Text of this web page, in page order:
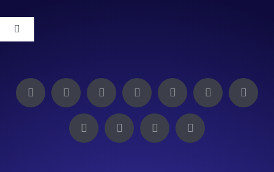
Toggle
Navigation
Datenschutz